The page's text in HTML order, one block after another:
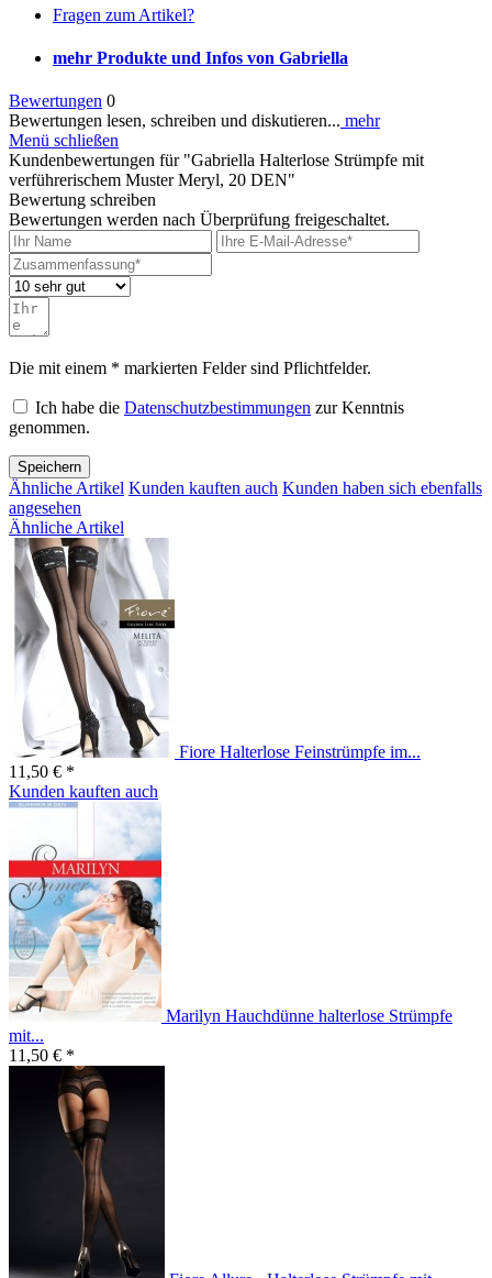
Fragen zum Artikel?
mehr Produkte und Infos von Gabriella
Bewertungen 0
Bewertungen lesen, schreiben und diskutieren... mehr
Menü schließen
Kundenbewertungen für "Gabriella Halterlose Strümpfe mit
verführerischem Muster Meryl, 20 DEN"
Bewertung schreiben
Bewertungen werden nach Überprüfung freigeschaltet.
Die mit einem * markierten Felder sind Pflichtfelder.
Ich habe die Datenschutzbestimmungen zur Kenntnis
genommen.
Speichern
Ähnliche Artikel Kunden kauften auch Kunden haben sich ebenfalls
angesehen
Ähnliche Artikel
Fiore Halterlose Feinstrümpfe im...
11,50 € *
Kunden kauften auch
Marilyn Hauchdünne halterlose Strümpfe
mit...
11,50 € *